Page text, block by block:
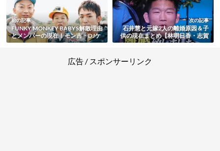
前の記事
FUNKY MONKEY BABYS解散理由
とメンバーの現在！モン吉・DJケ
ミカル・ファンキー加藤
次の記事
石井慧と元嫁2人の離婚原因＆子
供の現在まとめ【林明日香・志賀
美香】
広告 / スポンサーリンク